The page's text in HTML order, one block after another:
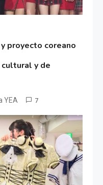
proyecto coreano
y de
YEA 7